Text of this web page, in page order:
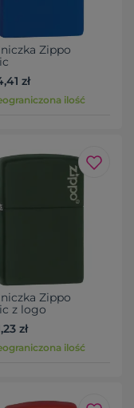
Zippo
zł
ilość
Zippo
z logo
zł
ilość